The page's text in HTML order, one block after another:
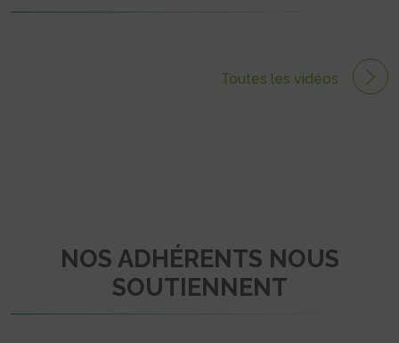
Toutes les vidéos
NOS ADHÉRENTS NOUS
SOUTIENNENT